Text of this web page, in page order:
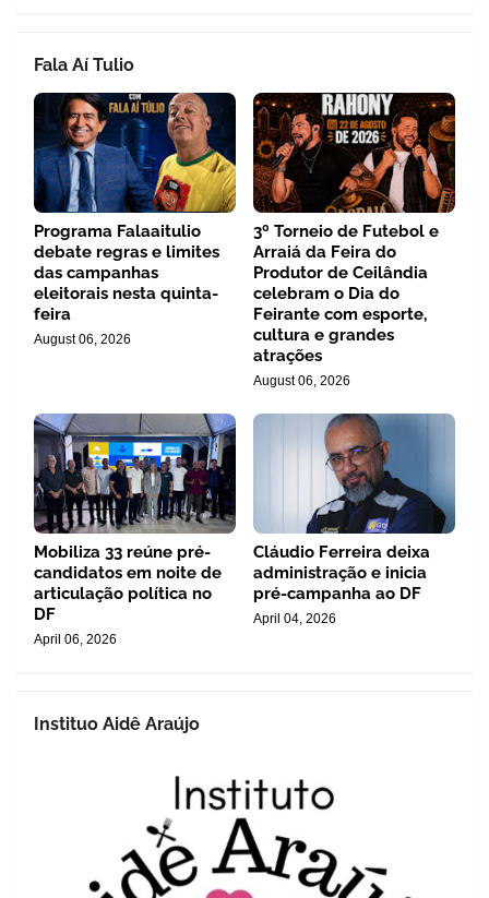
Fala Aí Tulio
Programa Falaaitulio
debate regras e limites
das campanhas
eleitorais nesta quinta-
feira
August 06, 2026
3º Torneio de Futebol e
Arraiá da Feira do
Produtor de Ceilândia
celebram o Dia do
Feirante com esporte,
cultura e grandes
atrações
August 06, 2026
Mobiliza 33 reúne pré-
candidatos em noite de
articulação política no
DF
April 06, 2026
Cláudio Ferreira deixa
administração e inicia
pré-campanha ao DF
April 04, 2026
Instituo Aidê Araújo